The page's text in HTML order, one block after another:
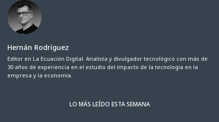
Hernán Rodríguez
Editor en La Ecuación Digital. Analista y divulgador tecnológico con más de
30 años de experiencia en el estudio del impacto de la tecnología en la
empresa y la economía.
LO MÁS LEÍDO ESTA SEMANA